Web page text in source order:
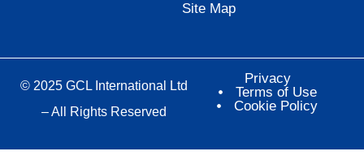
Site Map
© 2025 GCL International Ltd
– All Rights Reserved
Privacy
Terms of Use
Cookie Policy